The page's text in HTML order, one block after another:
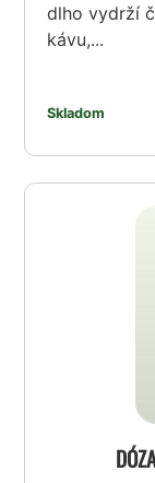
dlho vydrží
kávu,...
Skladom